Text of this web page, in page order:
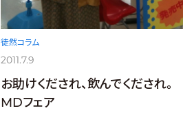
徒然コラム
2011.7.9
お助けくだされ、飲んでくだされ
MDフェア